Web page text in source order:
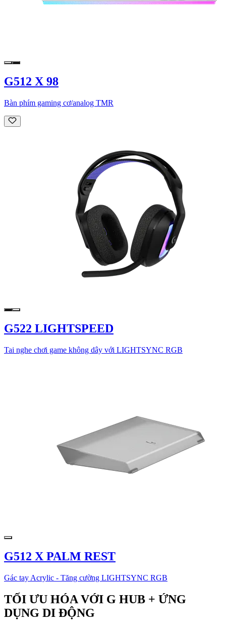
G512 X 98
Bàn phím gaming cơ/analog TMR
G522 LIGHTSPEED
Tai nghe chơi game không dây với LIGHTSYNC RGB
G512 X PALM REST
Gác tay Acrylic - Tăng cường LIGHTSYNC RGB
TỐI ƯU HÓA VỚI G HUB + ỨNG
DỤNG DI ĐỘNG